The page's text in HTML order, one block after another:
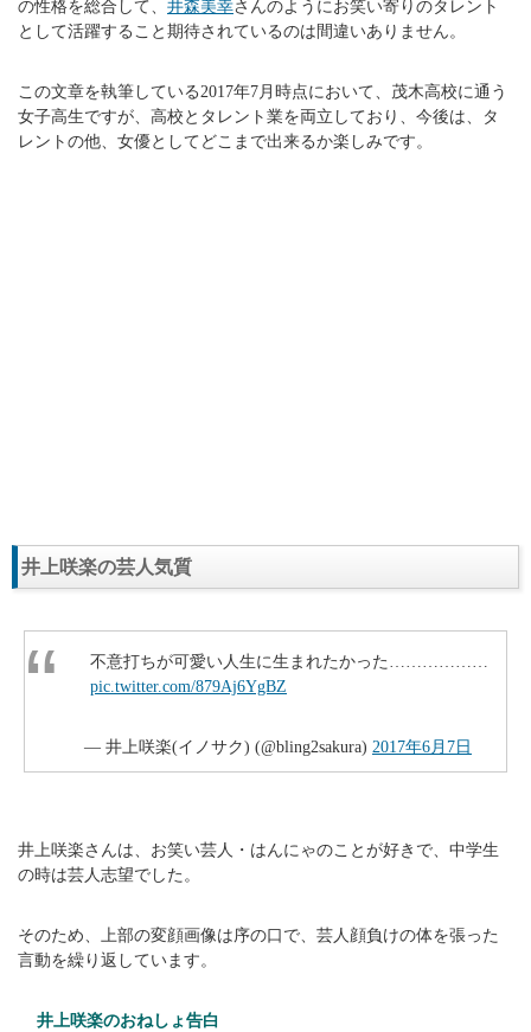
の性格を総合して、 井森美幸さんのようにお笑い寄りのタレント
として活躍すること期待されているのは間違いありません。
この文章を執筆している2017年7月時点において、茂木高校に通う
女子高生ですが、高校とタレント業を両立しており、今後は、タ
レントの他、女優としてどこまで出来るか楽しみです。
井上咲楽の芸人気質
不意打ちが可愛い人生に生まれたかった………………
pic.twitter.com/879Aj6YgBZ
— 井上咲楽(イノサク) (@bling2sakura) 2017年6月7日
井上咲楽さんは、お笑い芸人・はんにゃのことが好きで、中学生
の時は芸人志望でした。
そのため、上部の変顔画像は序の口で、芸人顔負けの体を張った
言動を繰り返しています。
井上咲楽のおねしょ告白